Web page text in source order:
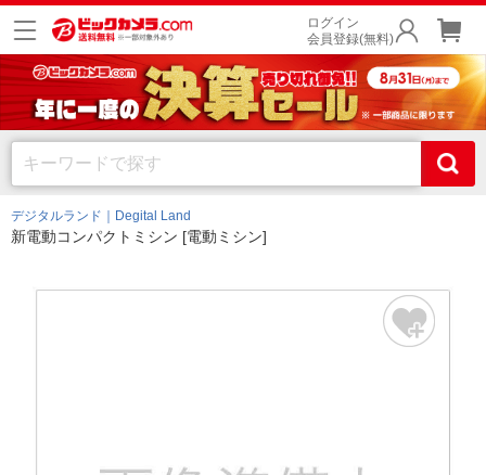
ログイン
会員登録(無料)
デジタルランド｜Degital Land
新電動コンパクトミシン [電動ミシン]